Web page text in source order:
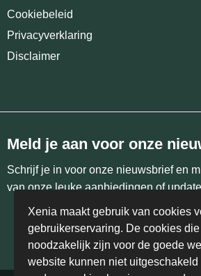
Cookiebeleid
Privacyverklaring
Disclaimer
Meld je aan voor onze
Schrijf je in voor onze nieuwsbrief en
van onze leuke aanbiedingen of
Inschrijven
Xenia maakt gebruik van cookies
gebruikerservaring. De cookies
noodzakelijk zijn voor de goede
website kunnen niet